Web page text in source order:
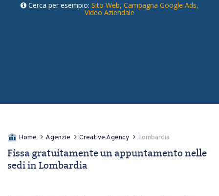
Cerca per esempio: Sito Web, Campagna Google Ads,
Video Aziendale
Home Agenzie Creative Agency Lombardia
Fissa gratuitamente un appuntamento nelle
sedi in Lombardia